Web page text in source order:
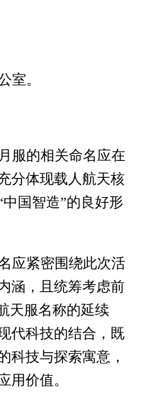
室。
服的相关命名应在
分体现载人航天核
国智造”的良好形
应紧密围绕此次活
涵，且统筹考虑前
天服名称的延续
代科技的结合，既
科技与探索寓意，
用价值。